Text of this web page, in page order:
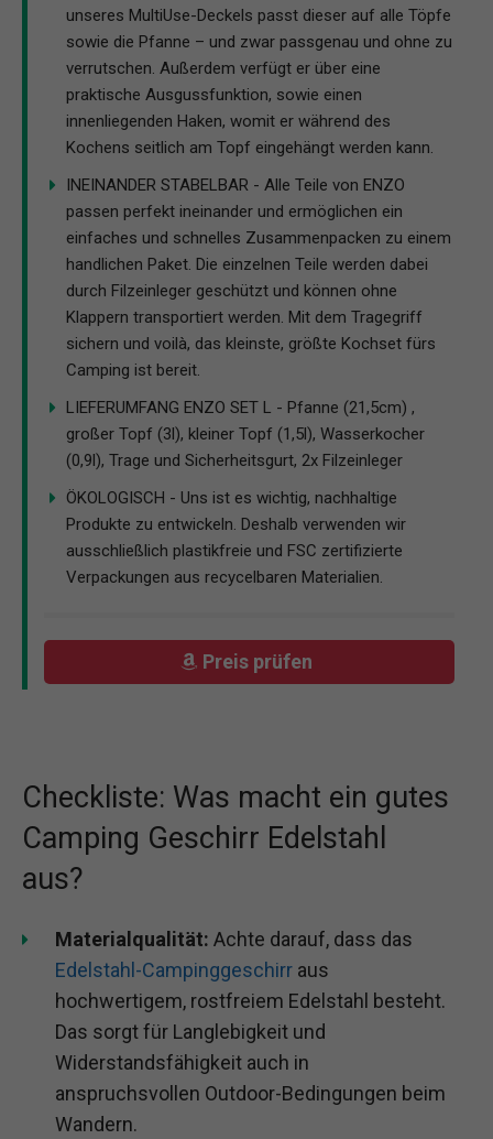
unseres MultiUse-Deckels passt dieser auf alle Töpfe
sowie die Pfanne – und zwar passgenau und ohne zu
verrutschen. Außerdem verfügt er über eine
praktische Ausgussfunktion, sowie einen
innenliegenden Haken, womit er während des
Kochens seitlich am Topf eingehängt werden kann.
INEINANDER STABELBAR - Alle Teile von ENZO
passen perfekt ineinander und ermöglichen ein
einfaches und schnelles Zusammenpacken zu einem
handlichen Paket. Die einzelnen Teile werden dabei
durch Filzeinleger geschützt und können ohne
Klappern transportiert werden. Mit dem Tragegriff
sichern und voilà, das kleinste, größte Kochset fürs
Camping ist bereit.
LIEFERUMFANG ENZO SET L - Pfanne (21,5cm) ,
großer Topf (3l), kleiner Topf (1,5l), Wasserkocher
(0,9l), Trage und Sicherheitsgurt, 2x Filzeinleger
ÖKOLOGISCH - Uns ist es wichtig, nachhaltige
Produkte zu entwickeln. Deshalb verwenden wir
ausschließlich plastikfreie und FSC zertifizierte
Verpackungen aus recycelbaren Materialien.
Preis prüfen
Checkliste: Was macht ein gutes
Camping Geschirr Edelstahl
aus?
Materialqualität: Achte darauf, dass das
Edelstahl-Campinggeschirr aus
hochwertigem, rostfreiem Edelstahl besteht.
Das sorgt für Langlebigkeit und
Widerstandsfähigkeit auch in
anspruchsvollen Outdoor-Bedingungen beim
Wandern.